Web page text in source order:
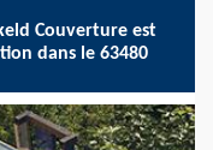
Couverture est
dans le 63480